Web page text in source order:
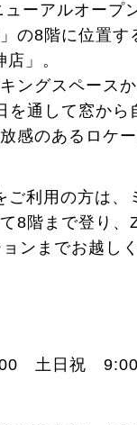
ーアルオープ
の8階に位置す
」。
ングスペース
を通して窓から
感のあるロケー
ご利用の方は、
8階まで登り、
ンまでお越し
土日祝